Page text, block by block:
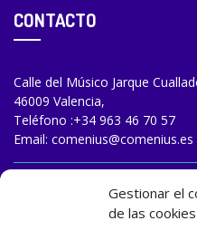
Gestionar el
de las cookies
CONTACTO
Calle del Músico Jarque
46009 Valencia,
Teléfono :+34 963 46 70 57
Email: comenius@comenius.es